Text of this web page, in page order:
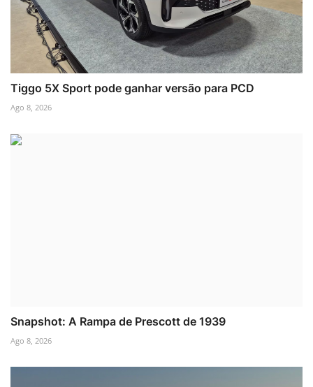
Tiggo 5X Sport pode ganhar versão para PCD
Ago 8, 2026
Snapshot: A Rampa de Prescott de 1939
Ago 8, 2026